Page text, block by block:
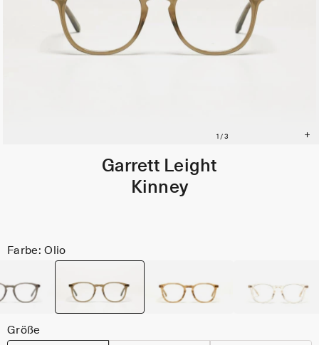
Garrett Leight
Kinney
Farbe: Olio
Größe